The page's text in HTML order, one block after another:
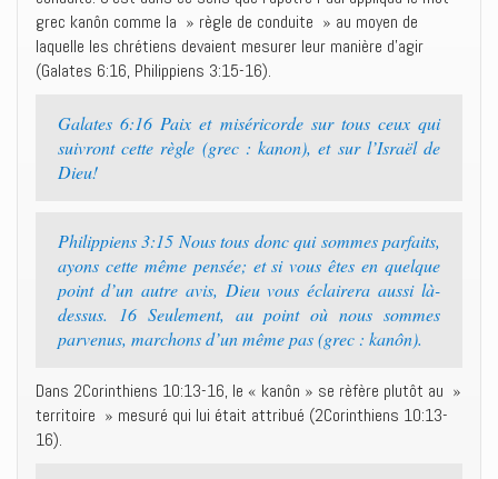
grec kanôn comme la » règle de conduite » au moyen de
laquelle les chrétiens devaient mesurer leur manière d’agir
(Galates 6:16, Philippiens 3:15-16).
Galates 6:16 Paix et miséricorde sur tous ceux qui
suivront cette règle (grec : kanon), et sur l’Israël de
Dieu!
Philippiens 3:15 Nous tous donc qui sommes parfaits,
ayons cette même pensée; et si vous êtes en quelque
point d’un autre avis, Dieu vous éclairera aussi là-
dessus. 16 Seulement, au point où nous sommes
parvenus, marchons d’un même pas (grec : kanôn).
Dans 2Corinthiens 10:13-16, le « kanôn » se rèfère plutôt au »
territoire » mesuré qui lui était attribué (2Corinthiens 10:13-
16).